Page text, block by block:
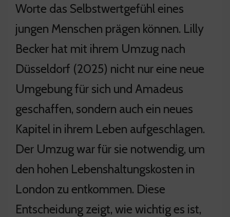
Worte das Selbstwertgefühl eines
jungen Menschen prägen können. Lilly
Becker hat mit ihrem Umzug nach
Düsseldorf (2025) nicht nur eine neue
Umgebung für sich und Amadeus
geschaffen, sondern auch ein neues
Kapitel in ihrem Leben aufgeschlagen.
Der Umzug war für sie notwendig, um
den hohen Lebenshaltungskosten in
London zu entkommen. Diese
Entscheidung zeigt, wie wichtig es ist,